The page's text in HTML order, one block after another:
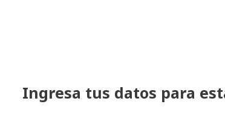
Ingresa tus datos para